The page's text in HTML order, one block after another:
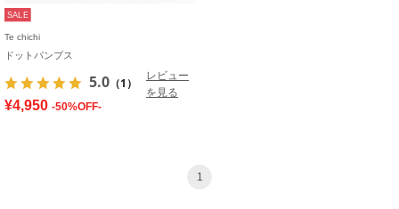
SALE
Te chichi
ドットパンプス
5.0 （1）
レビュー
を見る
¥4,950 -50%OFF-
1